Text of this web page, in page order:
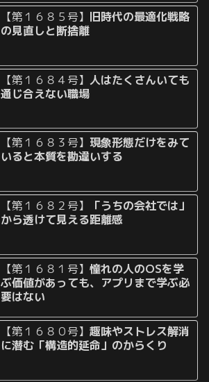
【第１６８５号】 旧時代の最適化戦略
の見直しと断捨離
【第１６８４号】人はたくさんいても
通じ合えない職場
【第１６８３号】現象形態だけをみて
いると本質を勘違いする
【第１６８２号】
「うちの会社では」
から透けて見える距離感
【第１６８１号】憧れの人のOSを学
ぶ価値があっても、アプリまで学ぶ必
要はない
【第１６８０号】趣味やストレス解消
に潜む「構造的延命」のからくり